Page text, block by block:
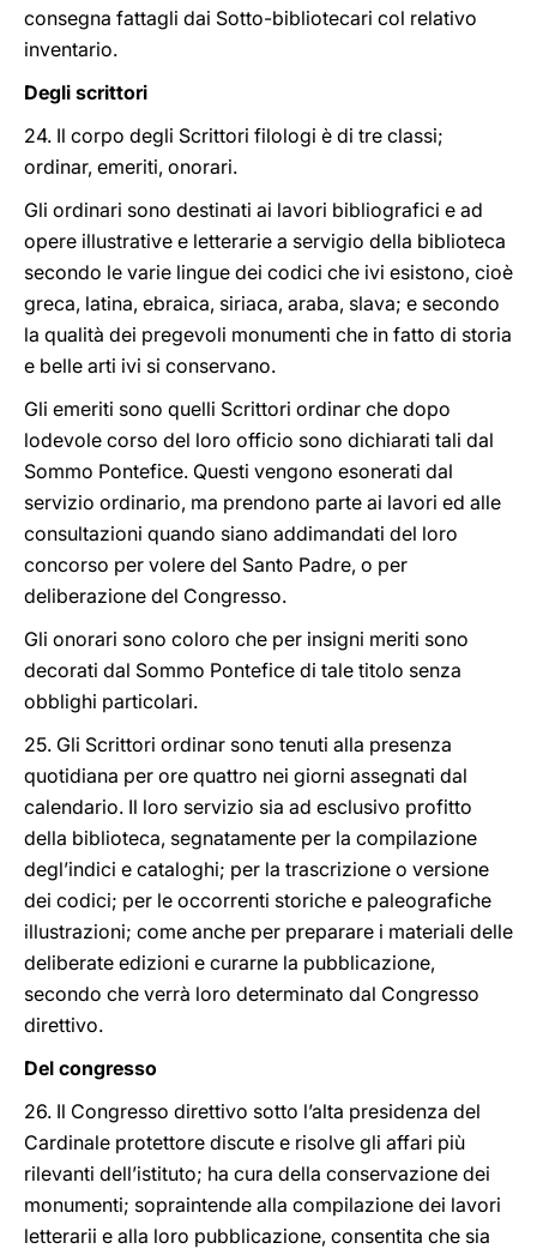
consegna fattagli dai Sotto-bibliotecari col relativo
inventario.
Degli scrittori
24. Il corpo degli Scrittori filologi è di tre classi;
ordinar, emeriti, onorari.
Gli ordinari sono destinati ai lavori bibliografici e ad
opere illustrative e letterarie a servigio della biblioteca
secondo le varie lingue dei codici che ivi esistono, cioè
greca, latina, ebraica, siriaca, araba, slava; e secondo
la qualità dei pregevoli monumenti che in fatto di storia
e belle arti ivi si conservano.
Gli emeriti sono quelli Scrittori ordinar che dopo
lodevole corso del loro officio sono dichiarati tali dal
Sommo Pontefice. Questi vengono esonerati dal
servizio ordinario, ma prendono parte ai lavori ed alle
consultazioni quando siano addimandati del loro
concorso per volere del Santo Padre, o per
deliberazione del Congresso.
Gli onorari sono coloro che per insigni meriti sono
decorati dal Sommo Pontefice di tale titolo senza
obblighi particolari.
25. Gli Scrittori ordinar sono tenuti alla presenza
quotidiana per ore quattro nei giorni assegnati dal
calendario. Il loro servizio sia ad esclusivo profitto
della biblioteca, segnatamente per la compilazione
degl’indici e cataloghi; per la trascrizione o versione
dei codici; per le occorrenti storiche e paleografiche
illustrazioni; come anche per preparare i materiali delle
deliberate edizioni e curarne la pubblicazione,
secondo che verrà loro determinato dal Congresso
direttivo.
Del congresso
26. Il Congresso direttivo sotto l’alta presidenza del
Cardinale protettore discute e risolve gli affari più
rilevanti dell’istituto; ha cura della conservazione dei
monumenti; sopraintende alla compilazione dei lavori
letterarii e alla loro pubblicazione, consentita che sia